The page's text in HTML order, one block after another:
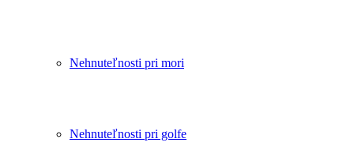
Nehnuteľnosti pri mori
Nehnuteľnosti pri golfe